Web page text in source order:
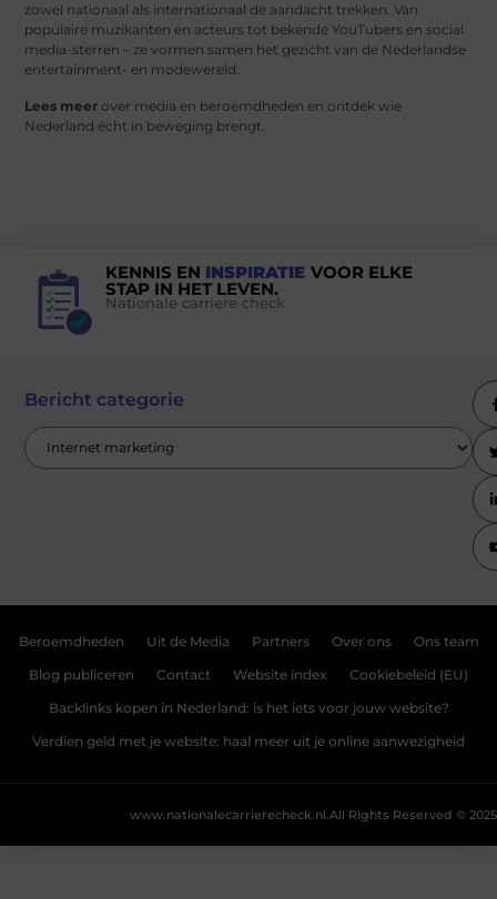
zowel nationaal als internationaal de aandacht trekken. Van
populaire muzikanten en acteurs tot bekende YouTubers en social
media-sterren – ze vormen samen het gezicht van de Nederlandse
entertainment- en modewereld.
Lees meer over media en beroemdheden en ontdek wie
Nederland écht in beweging brengt.
KENNIS EN INSPIRATIE VOOR ELKE
STAP IN HET LEVEN.
Nationale carriere check
Bericht categorie
Beroemdheden Uit de Media Partners Over ons Ons team
Blog publiceren Contact Website index Cookiebeleid (EU)
Backlinks kopen in Nederland: is het iets voor jouw website?
Verdien geld met je website: haal meer uit je online aanwezigheid
All Rights Reserved © 2025
www.nationalecarrierecheck.nl.